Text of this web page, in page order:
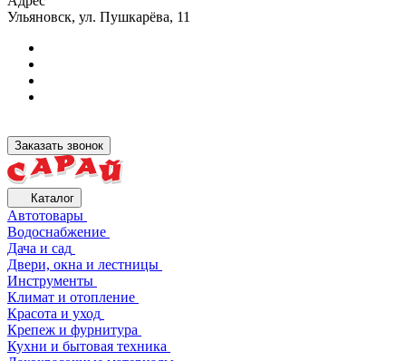
Ульяновск, ул. Пушкарёва, 11
Заказать звонок
Каталог
Автотовары
Водоснабжение
Дача и сад
Двери, окна и лестницы
Инструменты
Климат и отопление
Красота и уход
Крепеж и фурнитура
Кухни и бытовая техника